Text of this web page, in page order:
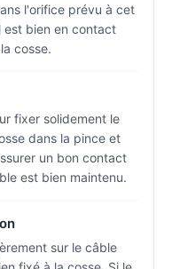
l'orifice prévu à cet
est bien en contact
cosse.
fixer solidement le
dans la pince et
un bon contact
est bien maintenu.
sur le câble